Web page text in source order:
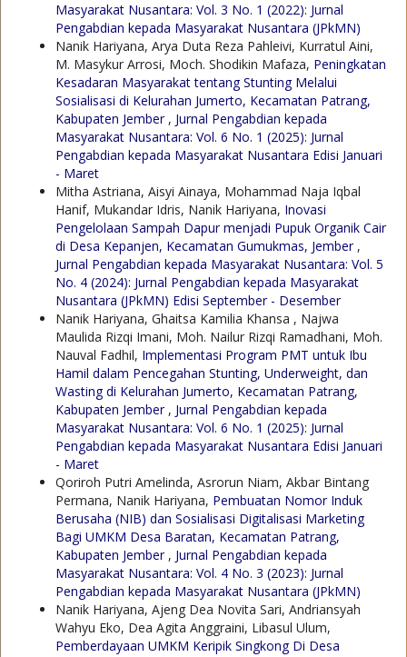
Masyarakat Nusantara: Vol. 3 No. 1 (2022): Jurnal
Pengabdian kepada Masyarakat Nusantara (JPkMN)
Nanik Hariyana, Arya Duta Reza Pahleivi, Kurratul Aini,
M. Masykur Arrosi, Moch. Shodikin Mafaza, Peningkatan
Kesadaran Masyarakat tentang Stunting Melalui
Sosialisasi di Kelurahan Jumerto, Kecamatan Patrang,
Kabupaten Jember , Jurnal Pengabdian kepada
Masyarakat Nusantara: Vol. 6 No. 1 (2025): Jurnal
Pengabdian kepada Masyarakat Nusantara Edisi Januari
- Maret
Mitha Astriana, Aisyi Ainaya, Mohammad Naja Iqbal
Hanif, Mukandar Idris, Nanik Hariyana, Inovasi
Pengelolaan Sampah Dapur menjadi Pupuk Organik Cair
di Desa Kepanjen, Kecamatan Gumukmas, Jember ,
Jurnal Pengabdian kepada Masyarakat Nusantara: Vol. 5
No. 4 (2024): Jurnal Pengabdian kepada Masyarakat
Nusantara (JPkMN) Edisi September - Desember
Nanik Hariyana, Ghaitsa Kamilia Khansa , Najwa
Maulida Rizqi Imani, Moh. Nailur Rizqi Ramadhani, Moh.
Nauval Fadhil, Implementasi Program PMT untuk Ibu
Hamil dalam Pencegahan Stunting, Underweight, dan
Wasting di Kelurahan Jumerto, Kecamatan Patrang,
Kabupaten Jember , Jurnal Pengabdian kepada
Masyarakat Nusantara: Vol. 6 No. 1 (2025): Jurnal
Pengabdian kepada Masyarakat Nusantara Edisi Januari
- Maret
Qoriroh Putri Amelinda, Asrorun Niam, Akbar Bintang
Permana, Nanik Hariyana, Pembuatan Nomor Induk
Berusaha (NIB) dan Sosialisasi Digitalisasi Marketing
Bagi UMKM Desa Baratan, Kecamatan Patrang,
Kabupaten Jember , Jurnal Pengabdian kepada
Masyarakat Nusantara: Vol. 4 No. 3 (2023): Jurnal
Pengabdian kepada Masyarakat Nusantara (JPkMN)
Nanik Hariyana, Ajeng Dea Novita Sari, Andriansyah
Wahyu Eko, Dea Agita Anggraini, Libasul Ulum,
Pemberdayaan UMKM Keripik Singkong Di Desa